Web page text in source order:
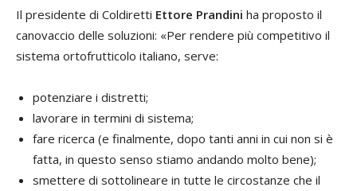
Il presidente di Coldiretti Ettore Prandini ha proposto il
canovaccio delle soluzioni: «Per rendere più competitivo il
sistema ortofrutticolo italiano, serve:
potenziare i distretti;
lavorare in termini di sistema;
fare ricerca (e finalmente, dopo tanti anni in cui non si è
fatta, in questo senso stiamo andando molto bene);
smettere di sottolineare in tutte le circostanze che il